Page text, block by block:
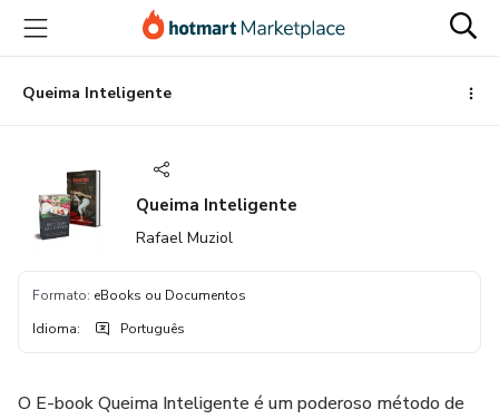
para
conteúdo
principal
para
pagamento
para
rodapé
Queima Inteligente
Queima Inteligente
Rafael Muziol
Formato: eBooks ou Documentos
Idioma: Português
O E-book Queima Inteligente é um poderoso método de